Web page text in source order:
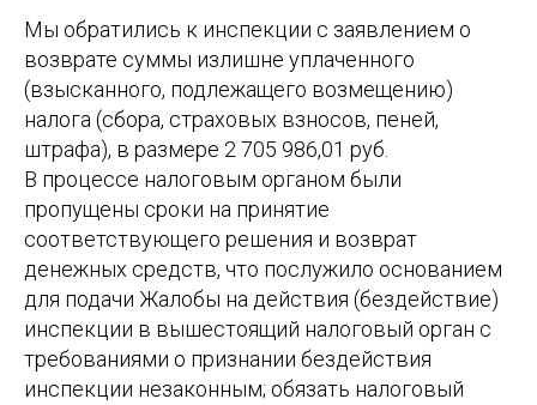
Мы обратились к инспекции с заявлением о
возврате суммы излишне уплаченного
(взысканного, подлежащего возмещению)
налога (сбора, страховых взносов, пеней,
штрафа), в размере 2 705 986,01 руб.
В процессе налоговым органом были
пропущены сроки на принятие
соответствующего решения и возврат
денежных средств, что послужило основанием
для подачи Жалобы на действия (бездействие)
инспекции в вышестоящий налоговый орган с
требованиями о признании бездействия
инспекции незаконным; обязать налоговый